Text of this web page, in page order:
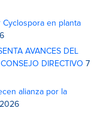
en planta
AVANCES DEL
DIRECTIVO 7
alianza por la